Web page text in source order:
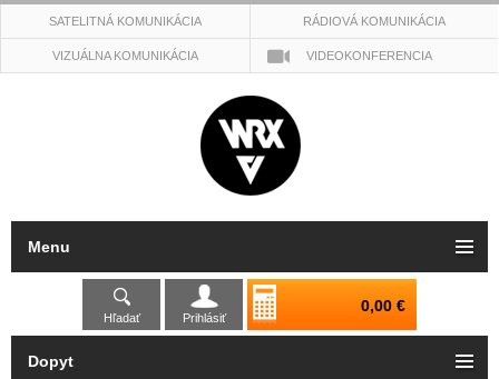
SATELITNÁ KOMUNIKÁCIA RÁDIOVÁ KOMUNIKÁCIA
VIZUÁLNA KOMUNIKÁCIA VIDEOKONFERENCIA
Hľadať Prihlásiť
0,00 €
Dopyt
Menu